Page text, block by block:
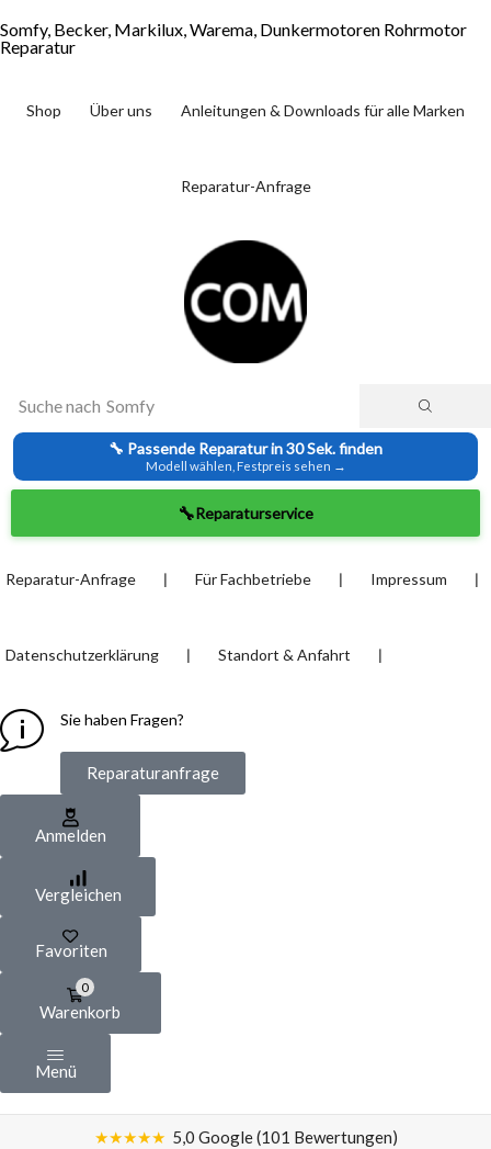
Somfy, Becker, Markilux, Warema, Dunkermotoren Rohrmotor
Reparatur
Shop Über uns Anleitungen & Downloads für alle Marken
Reparatur-Anfrage
Suche nach Somfy
🔧 Passende Reparatur in 30 Sek. finden
Modell wählen, Festpreis sehen →
🔧Reparaturservice
Reparatur-Anfrage ❘ Für Fachbetriebe ❘ Impressum ❘
Datenschutzerklärung ❘ Standort & Anfahrt ❘
Sie haben Fragen?
Reparaturanfrage
Anmelden
Vergleichen
Favoriten
0
Warenkorb
Menü
★★★★★ 5,0 Google (101 Bewertungen)